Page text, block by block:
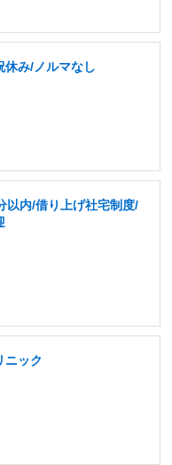
休み/ノルマなし
以内/借り上げ社宅制度/
ニック